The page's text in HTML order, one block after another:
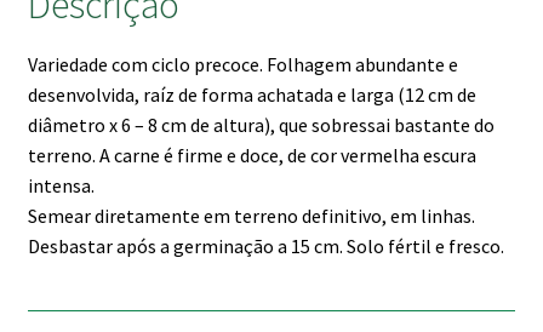
Variedade com ciclo precoce. Folhagem abundante e
desenvolvida, raíz de forma achatada e larga (12 cm de
diâmetro x 6 – 8 cm de altura), que sobressai bastante do
terreno. A carne é firme e doce, de cor vermelha escura
intensa.
Semear diretamente em terreno definitivo, em linhas.
Desbastar após a germinação a 15 cm. Solo fértil e fresco.